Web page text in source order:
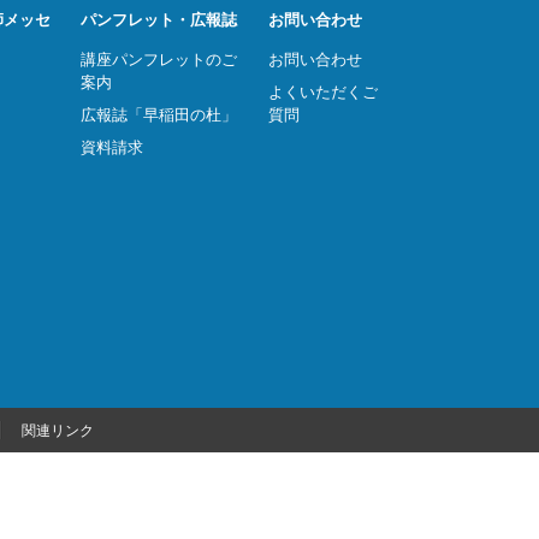
ッセ
パンフレット・広報誌
講座パンフレットのご
案内
広報誌「早稲田の杜」
資料請求
お問い合わせ
お問い合わせ
よくいただくご
質問
関連リンク